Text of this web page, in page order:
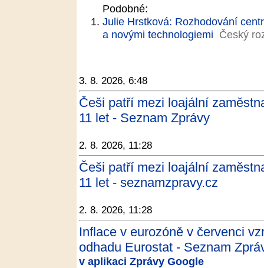
Podobné:
Julie Hrstková: Rozhodování
a novými technologiemi Český
3. 8. 2026, 6:48
Češi patří mezi loajální
11 let - Seznam Zprávy
2. 8. 2026, 11:28
Češi patří mezi loajální
11 let - seznamzpravy.cz
2. 8. 2026, 11:28
Inflace v eurozóně v červenci
odhadu Eurostat - Seznam
v aplikaci Zprávy Google